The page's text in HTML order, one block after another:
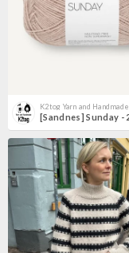
K2tog Yarn and Handmade